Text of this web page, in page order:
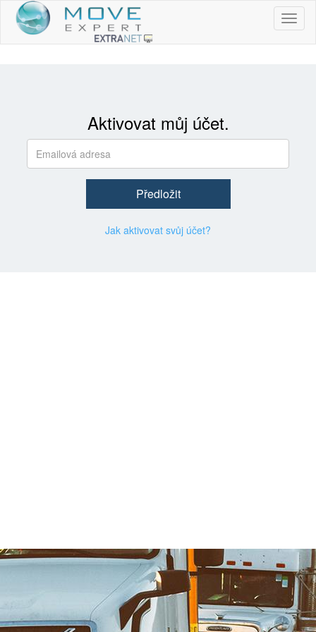
Aktivovat můj účet.
Předložit
Jak aktivovat svůj účet?